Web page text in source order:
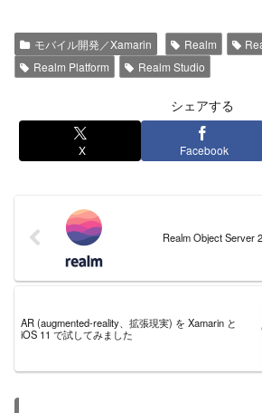
モバイル開発／Xamarin Realm
Realm Platform
Realm Studio
シェアする
X Facebook
Realm Object Server
AR (augmented-reality、拡張現実) を Xamarin と
iOS 11 で試してみました